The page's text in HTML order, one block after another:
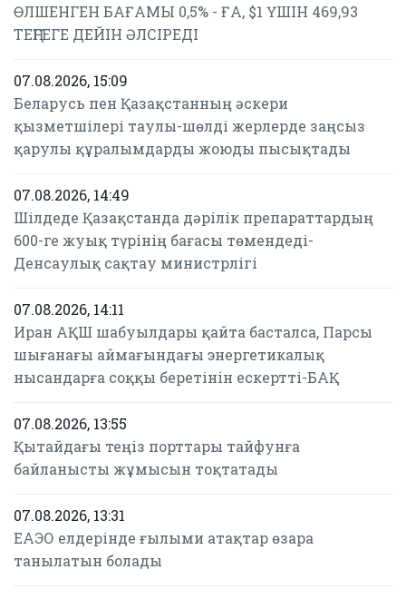
ӨЛШЕНГЕН БАҒАМЫ 0,5% - ҒА, $1 ҮШІН 469,93
ТЕҢГЕГЕ ДЕЙІН ӘЛСІРЕДІ
07.08.2026, 15:09
Беларусь пен Қазақстанның әскери
қызметшілері таулы-шөлді жерлерде заңсыз
қарулы құралымдарды жоюды пысықтады
07.08.2026, 14:49
Шілдеде Қазақстанда дәрілік препараттардың
600-ге жуық түрінің бағасы төмендеді-
Денсаулық сақтау министрлігі
07.08.2026, 14:11
Иран АҚШ шабуылдары қайта басталса, Парсы
шығанағы аймағындағы энергетикалық
нысандарға соққы беретінін ескертті-БАҚ
07.08.2026, 13:55
Қытайдағы теңіз порттары тайфунға
байланысты жұмысын тоқтатады
07.08.2026, 13:31
ЕАЭО елдерінде ғылыми атақтар өзара
танылатын болады